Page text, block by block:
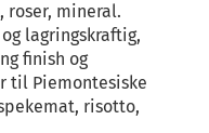
roser, mineral.
lagringskraftig,
finish og
til Piemontesiske
risotto,